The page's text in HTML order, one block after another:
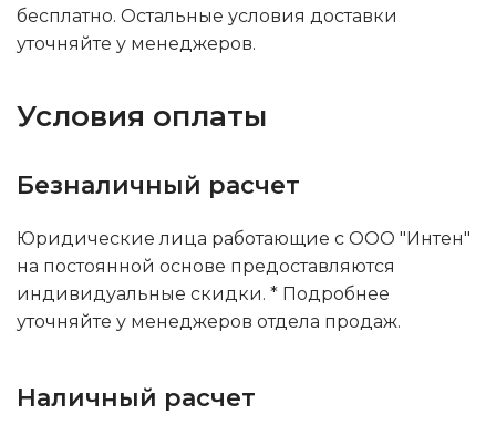
бесплатно. Остальные условия доставки
уточняйте у менеджеров.
Условия оплаты
Безналичный расчет
Юридические лица работающие с ООО "Интен"
на постоянной основе предоставляются
индивидуальные скидки. * Подробнее
уточняйте у менеджеров отдела продаж.
Наличный расчет